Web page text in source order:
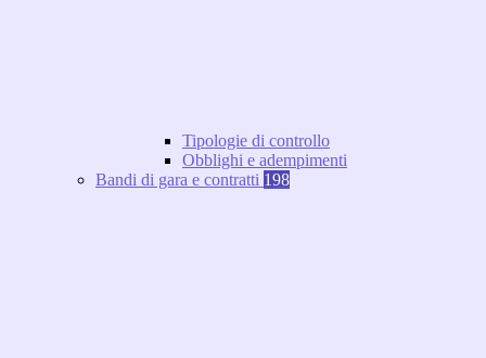
Tipologie di controllo
Obblighi e adempimenti
Bandi di gara e contratti 198